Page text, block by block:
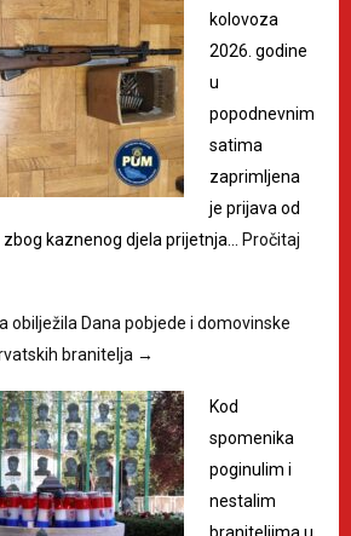
kolovoza
2026. godine
u
popodnevnim
satima
zaprimljena
je prijava od
kaznenog djela prijetnja… Pročitaj
obilježila Dana pobjede i domovinske
branitelja →
Kod
spomenika
poginulim i
nestalim